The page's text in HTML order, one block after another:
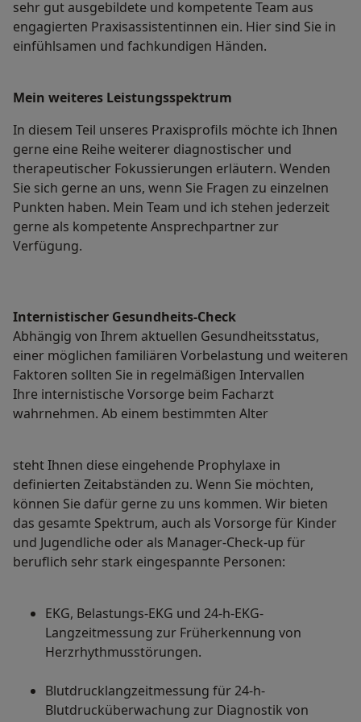
sehr gut ausgebildete und kompetente Team aus
engagierten Praxisassistentinnen ein. Hier sind Sie in
einfühlsamen und fachkundigen Händen.
Mein weiteres Leistungs­spektrum
In diesem Teil unseres Praxisprofils möchte ich Ihnen
gerne eine Reihe weiterer diagnostischer und
therapeutischer Fokussierungen erläutern. Wenden
Sie sich gerne an uns, wenn Sie Fragen zu einzelnen
Punkten haben. Mein Team und ich stehen jederzeit
gerne als kompetente Ansprechpartner zur
Verfügung.
Internistischer Gesundheits-Check
Abhängig von Ihrem aktuellen Gesundheitsstatus,
einer möglichen familiären Vorbelastung und weiteren
Faktoren sollten Sie in regelmäßigen Intervallen
Ihre internistische Vorsorge beim Facharzt
wahrnehmen. Ab einem bestimmten Alter
steht Ihnen diese eingehende Prophylaxe in
definierten Zeitabständen zu. Wenn Sie möchten,
können Sie dafür gerne zu uns kommen. Wir bieten
das gesamte Spektrum, auch als Vorsorge für Kinder
und Jugendliche oder als Manager-Check-up für
beruflich sehr stark eingespannte Personen:
EKG, Belastungs-EKG und 24-h-EKG-
Langzeitmessung zur Früherkennung von
Herzrhythmusstörungen.
Blutdrucklangzeitmessung für 24-h-
Blutdrucküberwachung zur Diagnostik von